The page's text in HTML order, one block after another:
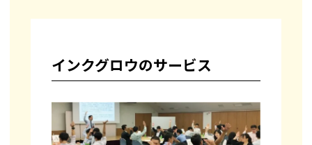
インクグロウのサービス